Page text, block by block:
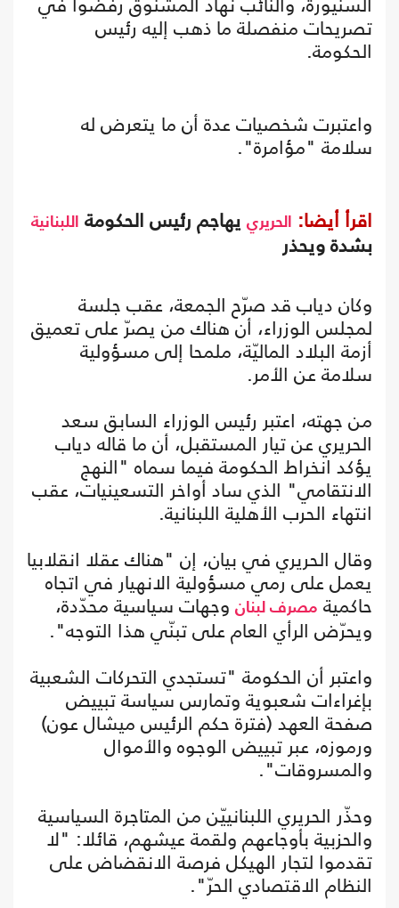
تصريحات منفصلة ما ذهب إليه رئيس
الحكومة.
واعتبرت شخصيات عدة أن ما يتعرض له
سلامة "مؤامرة".
اقرأ أيضا: الحريري يهاجم رئيس الحكومة اللبنانية
بشدة ويحذر
وكان دياب قد صرّح الجمعة، عقب جلسة
لمجلس الوزراء، أن هناك من يصرّ على تعميق
أزمة البلاد الماليّة، ملمحا إلى مسؤولية
سلامة عن الأمر.
من جهته، اعتبر رئيس الوزراء السابق سعد
الحريري عن تيار المستقبل، أن ما قاله دياب
يؤكد انخراط الحكومة فيما سماه "النهج
الانتقامي" الذي ساد أواخر التسعينيات، عقب
انتهاء الحرب الأهلية اللبنانية.
وقال الحريري في بيان، إن "هناك عقلا انقلابيا
يعمل على رمي مسؤولية الانهيار في اتجاه
حاكمية مصرف لبنان وجهات سياسية محدّدة،
ويحرّض الرأي العام على تبنّي هذا التوجه".
واعتبر أن الحكومة "تستجدي التحركات الشعبية
بإغراءات شعبوية وتمارس سياسة تبييض
صفحة العهد (فترة حكم الرئيس ميشال عون)
ورموزه، عبر تبييض الوجوه والأموال
والمسروقات".
وحذّر الحريري اللبنانييّن من المتاجرة السياسية
والحزبية بأوجاعهم ولقمة عيشهم، قائلا: "لا
تقدموا لتجار الهيكل فرصة الانقضاض على
النظام الاقتصادي الحرّ".